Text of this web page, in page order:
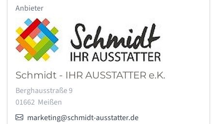
Anbieter
Schmidt - IHR AUSSTATTER e.K.
Adresse:
Berghausstraße 9
01662 Meißen
E-Mail:marketing@schmidt-ausstatter.de